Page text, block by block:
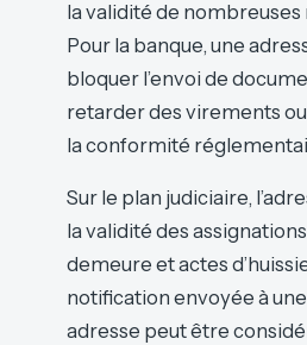
la validité de
Pour la banque, une
bloquer l’envoi de
retarder des virements
la conformité
Sur le plan judiciaire,
la validité des
demeure et actes
notification envoyée à
adresse peut être